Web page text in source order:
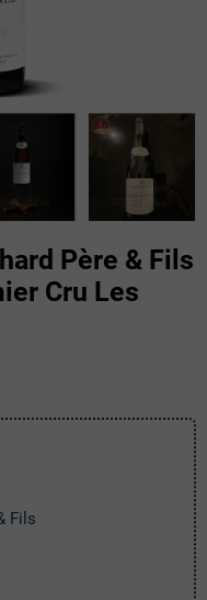
Père & Fils
Cru Les
Fils